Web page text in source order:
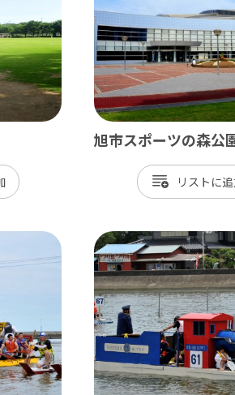
旭市スポーツの森公
リスト